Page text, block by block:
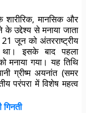
शारीरिक, मानसिक और
उद्देश्य से मनाया जाता
जून को अंतरराष्ट्रीय
इसके बाद पहला
मनाया गया। यह तिथि
ग्रीष्म अयनांत (समर
परंपरा में विशेष महत्व